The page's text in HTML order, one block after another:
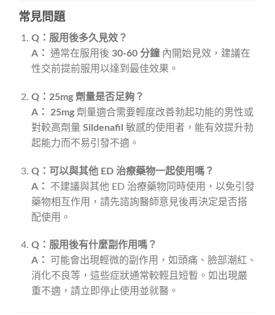
常見問題
Q：服用後多久見效？
A：
通常在服用後 30-60 分鐘內開始見效，建議在
性交前提前服用以達到最佳效果。
Q：25mg 劑量是否足夠？
A：
25mg劑量適合需要輕度改善勃起功能的男性或
對較高劑量 Sildenafil 敏感的使用者，能有效提升勃
起能力而不易引發不適。
Q：可以與其他 ED 治療藥物一起使用嗎？
A：
不建議與其他 ED 治療藥物同時使用，以免引發
藥物相互作用，請先諮詢醫師意見後再決定是否搭
配使用。
Q：服用後有什麼副作用嗎？
A：
可能會出現輕微的副作用，如頭痛、臉部潮紅、
消化不良等，這些症狀通常較輕且短暫。如出現嚴
重不適，請立即停止使用並就醫。